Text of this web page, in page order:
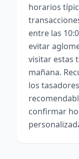
horarios
entre las
evitar
visitar estas
mañana.
los
confirmar